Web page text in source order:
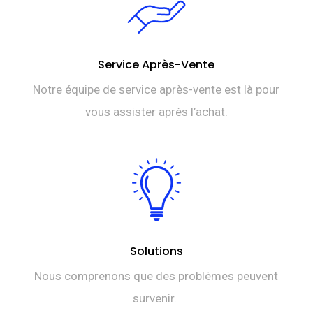
Service Après-Vente
Notre équipe de service après-vente est là pour
vous assister après l’achat.
Solutions
Nous comprenons que des problèmes peuvent
survenir.